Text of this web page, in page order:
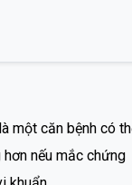
một căn bệnh có
nếu mắc chứng